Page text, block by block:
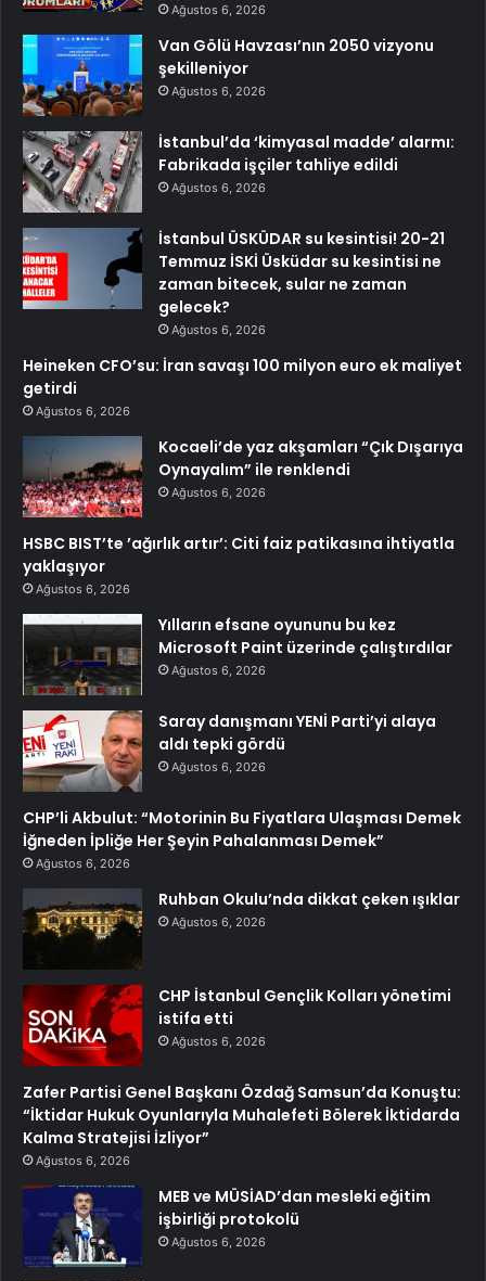
Ağustos 6, 2026
Van Gölü Havzası’nın 2050 vizyonu
şekilleniyor
Ağustos 6, 2026
İstanbul’da ‘kimyasal madde’ alarmı:
Fabrikada işçiler tahliye edildi
Ağustos 6, 2026
İstanbul ÜSKÜDAR su kesintisi! 20-21
Temmuz İSKİ Üsküdar su kesintisi ne
zaman bitecek, sular ne zaman
gelecek?
Ağustos 6, 2026
Heineken CFO’su: İran savaşı 100 milyon euro ek maliyet
getirdi
Ağustos 6, 2026
Kocaeli’de yaz akşamları “Çık Dışarıya
Oynayalım” ile renklendi
Ağustos 6, 2026
HSBC BIST’te ’ağırlık artır’: Citi faiz patikasına ihtiyatla
yaklaşıyor
Ağustos 6, 2026
Yılların efsane oyununu bu kez
Microsoft Paint üzerinde çalıştırdılar
Ağustos 6, 2026
Saray danışmanı YENİ Parti’yi alaya
aldı tepki gördü
Ağustos 6, 2026
CHP’li Akbulut: “Motorinin Bu Fiyatlara Ulaşması Demek
İğneden İpliğe Her Şeyin Pahalanması Demek”
Ağustos 6, 2026
Ruhban Okulu’nda dikkat çeken ışıklar
Ağustos 6, 2026
CHP İstanbul Gençlik Kolları yönetimi
istifa etti
Ağustos 6, 2026
Zafer Partisi Genel Başkanı Özdağ Samsun’da Konuştu:
“İktidar Hukuk Oyunlarıyla Muhalefeti Bölerek İktidarda
Kalma Stratejisi İzliyor”
Ağustos 6, 2026
MEB ve MÜSİAD’dan mesleki eğitim
işbirliği protokolü
Ağustos 6, 2026